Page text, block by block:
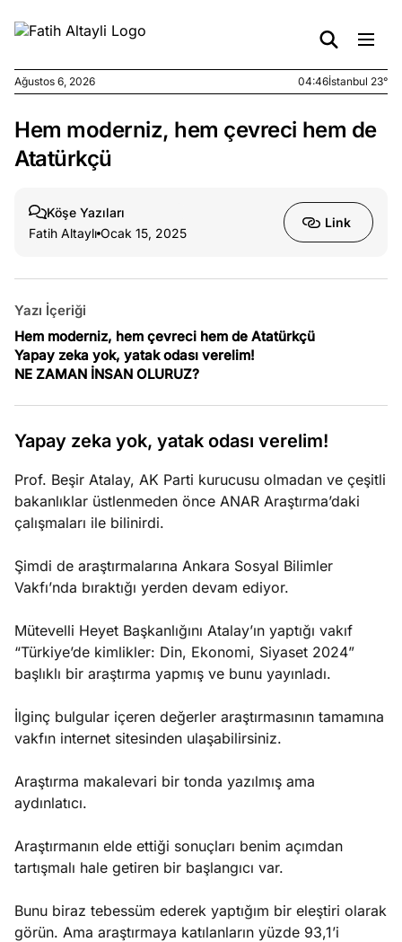
Ağustos
5, 2026
4, 2026
umutlu
ister
Ağustos
yerde
şeye ne
Köşe
Ağustos 6, 2026 04:46İstanbul 23°
Hem moderniz, hem çevreci hem de
Atatürkçü
Köşe Yazıları
Fatih Altaylı Ocak 15, 2025
Link
Yazı İçeriği
Hem moderniz, hem çevreci hem de Atatürkçü
Yapay zeka yok, yatak odası verelim!
NE ZAMAN İNSAN OLURUZ?
Yapay zeka yok, yatak odası verelim!
Prof. Beşir Atalay, AK Parti kurucusu olmadan ve çeşitli
bakanlıklar üstlenmeden önce ANAR Araştırma’daki
çalışmaları ile bilinirdi.
Şimdi de araştırmalarına Ankara Sosyal Bilimler
Vakfı’nda bıraktığı yerden devam ediyor.
Mütevelli Heyet Başkanlığını Atalay’ın yaptığı vakıf
“Türkiye’de kimlikler: Din, Ekonomi, Siyaset 2024”
başlıklı bir araştırma yapmış ve bunu yayınladı.
İlginç bulgular içeren değerler araştırmasının tamamına
vakfın internet sitesinden ulaşabilirsiniz.
Araştırma makalevari bir tonda yazılmış ama
aydınlatıcı.
Araştırmanın elde ettiği sonuçları benim açımdan
tartışmalı hale getiren bir başlangıcı var.
Bunu biraz tebessüm ederek yaptığım bir eleştiri olarak
görün. Ama araştırmaya katılanların yüzde 93,1’i